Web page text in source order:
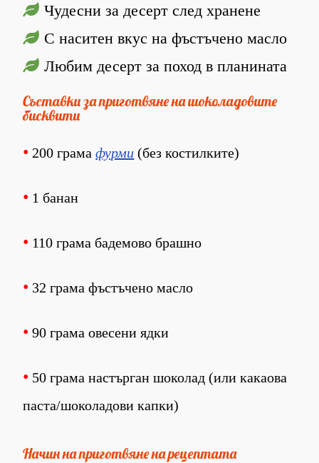
Чудесни за десерт след хранене
С наситен вкус на фъстъчено масло
Любим десерт за поход в планината
Съставки за приготвяне на шоколадовите
бисквити
• 200 грамафурми (без костилките)
• 1 банан
• 110 грама бадемово брашно
• 32 грама фъстъчено масло
• 90 грама овесени ядки
• 50 грама настърган шоколад (или какаова
паста/шоколадови капки)
Начин на приготвяне на рецептата